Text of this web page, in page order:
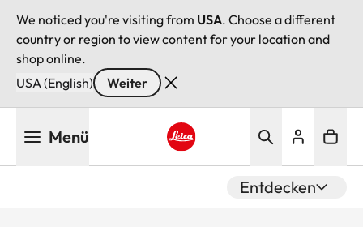
We noticed you're visiting from USA. Choose a different
country or region to view content for your location and
shop online.
USA (English)
Weiter
Menü
Entdecken